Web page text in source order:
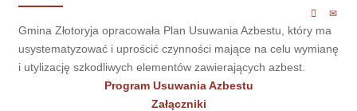
Gmina Złotoryja opracowała Plan Usuwania Azbestu, który ma
usystematyzować i uprościć czynności mające na celu wymianę
i utylizację szkodliwych elementów zawierających azbest.
Program Usuwania Azbestu
Załączniki